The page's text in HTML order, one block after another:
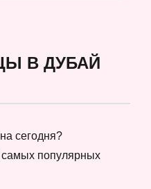
В ДУБАЙ
сегодня?
самых популярных